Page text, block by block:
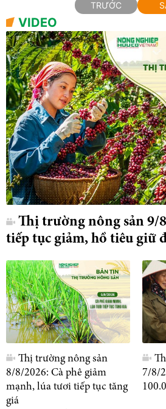
TRƯỚC
VIDEO
Thị trường nông sản 9/
tiếp tục giảm, hồ tiêu giữ
Thị trường nông sản
8/8/2026: Cà phê giảm
mạnh, lúa tươi tiếp tục tăng
giá
7/8/